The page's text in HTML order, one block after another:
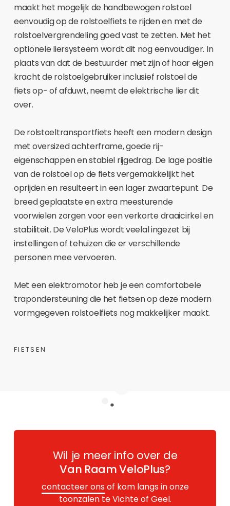
maakt het mogelijk de handbewogen rolstoel
eenvoudig op de rolstoelfiets te rijden en met de
rolstoelvergrendeling goed vast te zetten. Met het
optionele liersysteem wordt dit nog eenvoudiger. In
plaats van dat de bestuurder met zijn of haar eigen
kracht de rolstoelgebruiker inclusief rolstoel de
fiets op- of afduwt, neemt de elektrische lier dit
over.
De rolstoeltransportfiets heeft een modern design
met oversized achterframe, goede rij-
eigenschappen en stabiel rijgedrag. De lage positie
van de rolstoel op de fiets vergemakkelijkt het
oprijden en resulteert in een lager zwaartepunt. De
breed geplaatste en extra meesturende
voorwielen zorgen voor een verkorte draaicirkel en
stabiliteit. De VeloPlus wordt veelal ingezet bij
instellingen of tehuizen die er verschillende
personen mee vervoeren.
Met een elektromotor heb je een comfortabele
trapondersteuning die het fietsen op deze modern
vormgegeven rolstoelfiets nog makkelijker maakt.
FIETSEN
Wil je meer info over de
Van Raam VeloPlus?
contacteer ons of kom langs in onze
toonzalen te Vichte of Geel.